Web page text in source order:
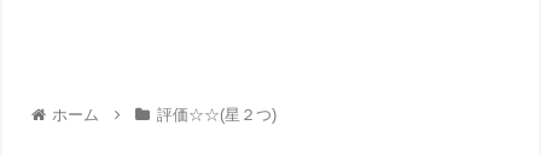
ホーム 評価☆☆(星２つ)